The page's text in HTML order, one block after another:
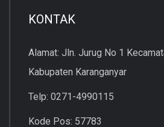
KONTAK
Alamat: Jln. Jurug No 1
Kabupaten Karanganyar
Telp: 0271-4990115
Kode Pos: 57783